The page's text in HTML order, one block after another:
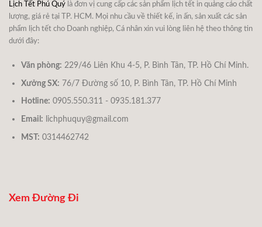
Lịch Tết Phú Quý là đơn vị cung cấp các sản phẩm lịch tết in quảng cáo chất
lượng, giá rẻ tại TP. HCM. Mọi nhu cầu về thiết kế, in ấn, sản xuất các sản
phẩm lịch tết cho Doanh nghiệp, Cá nhân xin vui lòng liên hệ theo thông tin
dưới đây:
Văn phòng: 229/46 Liên Khu 4-5, P. Bình Tân, TP. Hồ Chí Minh.
Xưởng SX: 76/7 Đường số 10, P. Bình Tân, TP. Hồ Chí Minh
Hotline: 0905.550.311 - 0935.181.377
Email: lichphuquy@gmail.com
MST: 0314462742
Xem Đường Đi